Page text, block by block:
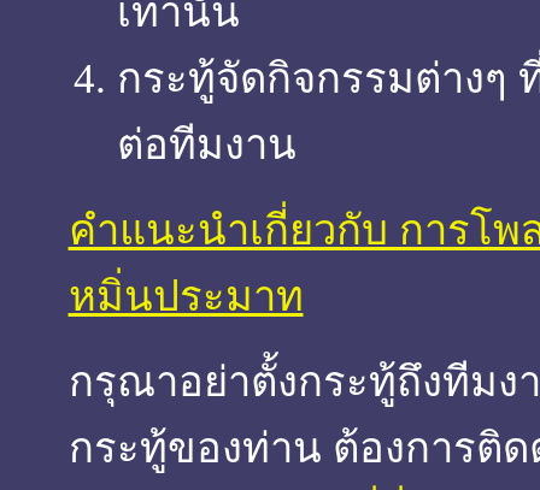
เท่านั้น
กระทู้จัดกิจกรรมต่างๆ
ต่อทีมงาน
คำแนะนำเกี่ยวกับ การโ
หมิ่นประมาท
กรุณาอย่าตั้งกระทู้ถึงทีมง
กระทู้ของท่าน ต้องการติ